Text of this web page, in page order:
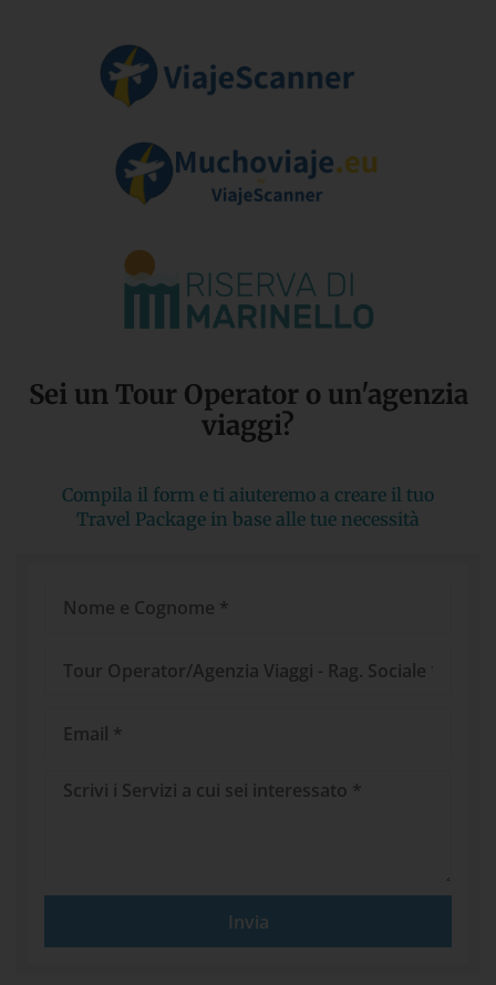
Sei un Tour Operator o un'agenzia
viaggi?​
Compila il form e ti aiuteremo a creare il tuo
Travel Package in base alle tue necessità
Operator/Agenzia
Messaggio
Invia